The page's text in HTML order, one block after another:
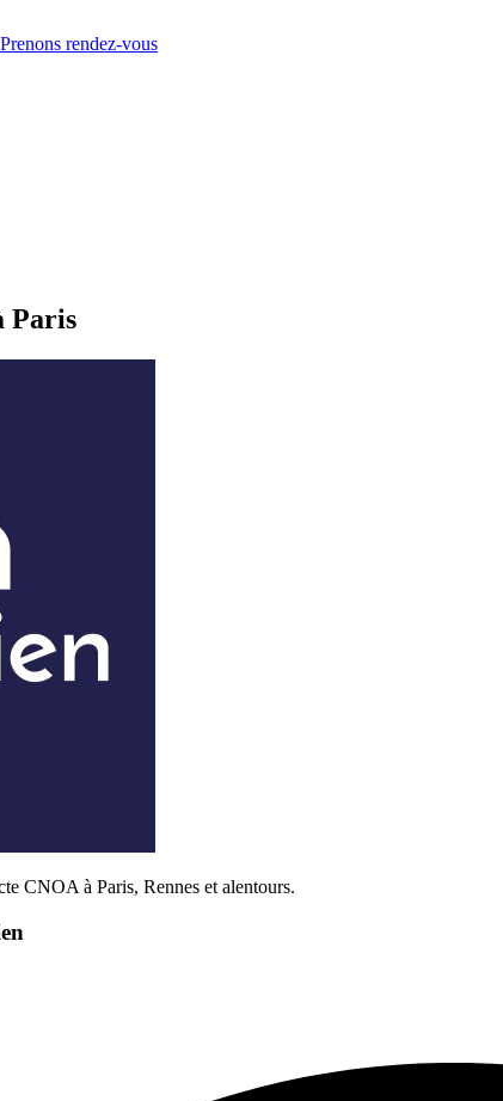
Prenons rendez-vous
Paris
CNOA à Paris, Rennes et alentours.